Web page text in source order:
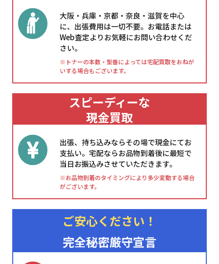
大阪・兵庫・京都・奈良・滋賀を中心
に、出張費用は一切不要。お電話または
Web査定よりお気軽にお問い合わせくだ
さい。
※トナーの本数・型番によっては宅配買取をおねが
いする場合もございます。
スピーディーな
現金買取
出張、持ち込みならその場で現金にてお
支払い。宅配ならお品物到着後に最短で
当日お振込みさせていただきます。
※お品物到着のタイミングにより多少変動する場合
がございます。
ご安心ください！
完全秘密厳守宣言